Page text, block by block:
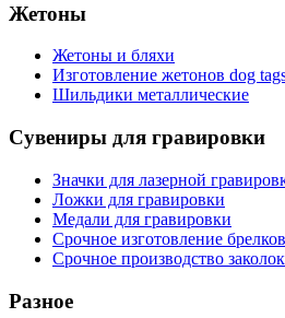
Жетоны
Жетоны и бляхи
Изготовление жетонов dog
Шильдики металлические
Сувениры для гравировки
Значки для лазерной
Ложки для гравировки
Медали для гравировки
Срочное изготовление брелков
Срочное производство
Разное